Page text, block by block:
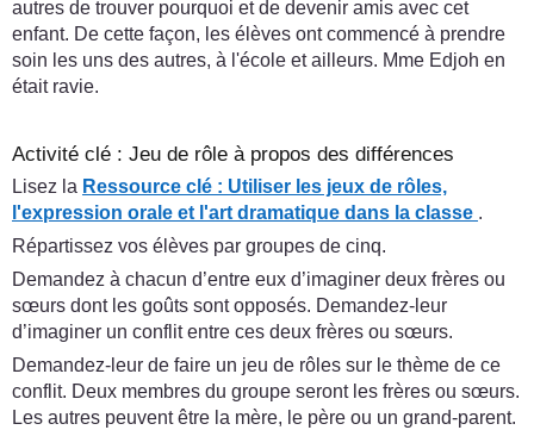
autres de trouver pourquoi et de devenir amis avec cet
enfant. De cette façon, les élèves ont commencé à prendre
soin les uns des autres, à l'école et ailleurs. Mme Edjoh en
était ravie.
Activité clé : Jeu de rôle à propos des différences
Lisez la Ressource clé : Utiliser les jeux de rôles,
l'expression orale et l'art dramatique dans la classe .
Répartissez vos élèves par groupes de cinq.
Demandez à chacun d’entre eux d’imaginer deux frères ou
sœurs dont les goûts sont opposés. Demandez-leur
d’imaginer un conflit entre ces deux frères ou sœurs.
Demandez-leur de faire un jeu de rôles sur le thème de ce
conflit. Deux membres du groupe seront les frères ou sœurs.
Les autres peuvent être la mère, le père ou un grand-parent.